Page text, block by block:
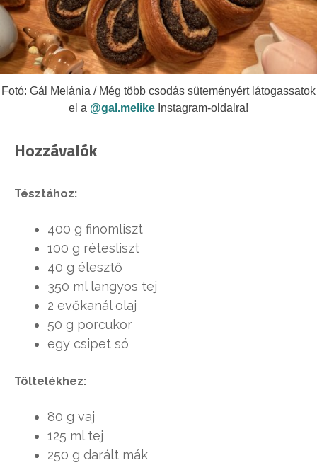
Fotó: Gál Melánia / Még több csodás süteményért látogassatok
el a @gal.melike Instagram-oldalra!
Hozzávalók
Tésztához:
400 g finomliszt
100 g rétesliszt
40 g élesztő
350 ml langyos tej
2 evőkanál olaj
50 g porcukor
egy csipet só
Töltelékhez:
80 g vaj
125 ml tej
250 g darált mák